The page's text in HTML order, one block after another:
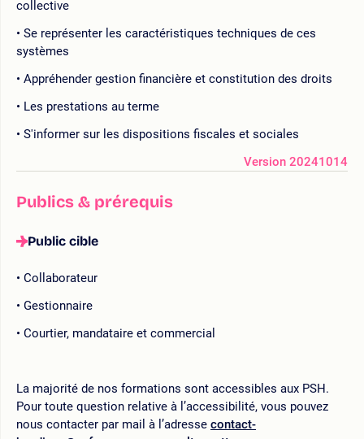
collective
Se représenter les caractéristiques techniques de ces
systèmes
Appréhender gestion financière et constitution des droits
Les prestations au terme
S'informer sur les dispositions fiscales et sociales
Version 20241014
Publics & prérequis
Public cible
Collaborateur
Gestionnaire
Courtier, mandataire et commercial
La majorité de nos formations sont accessibles aux PSH.
Pour toute question relative à l’accessibilité, vous pouvez
nous contacter par mail à l’adresse contact-